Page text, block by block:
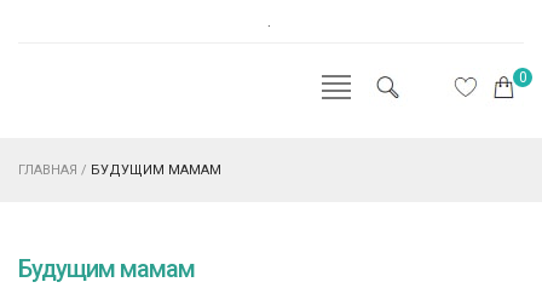
.
0
ГЛАВНАЯ / БУДУЩИМ МАМАМ
Будущим мамам